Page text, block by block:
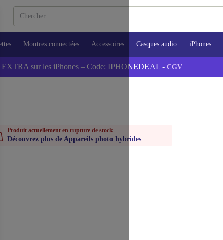
Montres connectées Accessoires Casques audio iPhones
EXTRA sur les iPhones – Code: IPHONEDEAL - CGV
Produit actuellement en rupture de stock
Découvrez plus de Appareils photo hybrides